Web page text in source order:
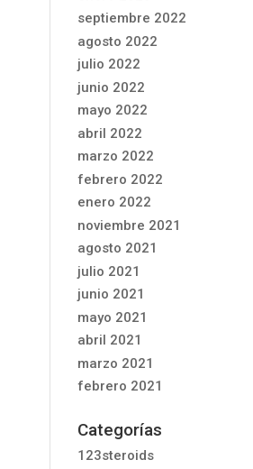
septiembre 2022
agosto 2022
julio 2022
junio 2022
mayo 2022
abril 2022
marzo 2022
febrero 2022
enero 2022
noviembre 2021
agosto 2021
julio 2021
junio 2021
mayo 2021
abril 2021
marzo 2021
febrero 2021
Categorías
123steroids